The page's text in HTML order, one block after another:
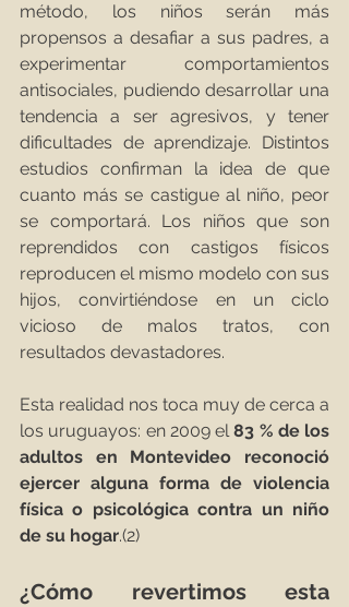
método, los niños serán más
propensos a desafiar a sus padres, a
experimentar comportamientos
antisociales, pudiendo desarrollar una
tendencia a ser agresivos, y tener
dificultades de aprendizaje. Distintos
estudios confirman la idea de que
cuanto más se castigue al niño, peor
se comportará. Los niños que son
reprendidos con castigos físicos
reproducen el mismo modelo con sus
hijos, convirtiéndose en un ciclo
vicioso de malos tratos, con
resultados devastadores.
Esta realidad nos toca muy de cerca a
los uruguayos: en 2009 el 83 % de los
adultos en Montevideo reconoció
ejercer alguna forma de violencia
física o psicológica contra un niño
de su hogar.(2)
¿Cómo revertimos esta